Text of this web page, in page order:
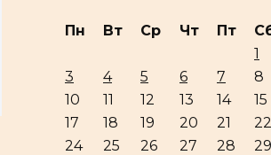
Пн Вт Ср Чт Пт
1
3
4 5 6 7 8
10
11 12 13 14 15
17
18 19 20 21 22
24
25 26 27 28 29